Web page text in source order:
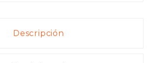
Descripción